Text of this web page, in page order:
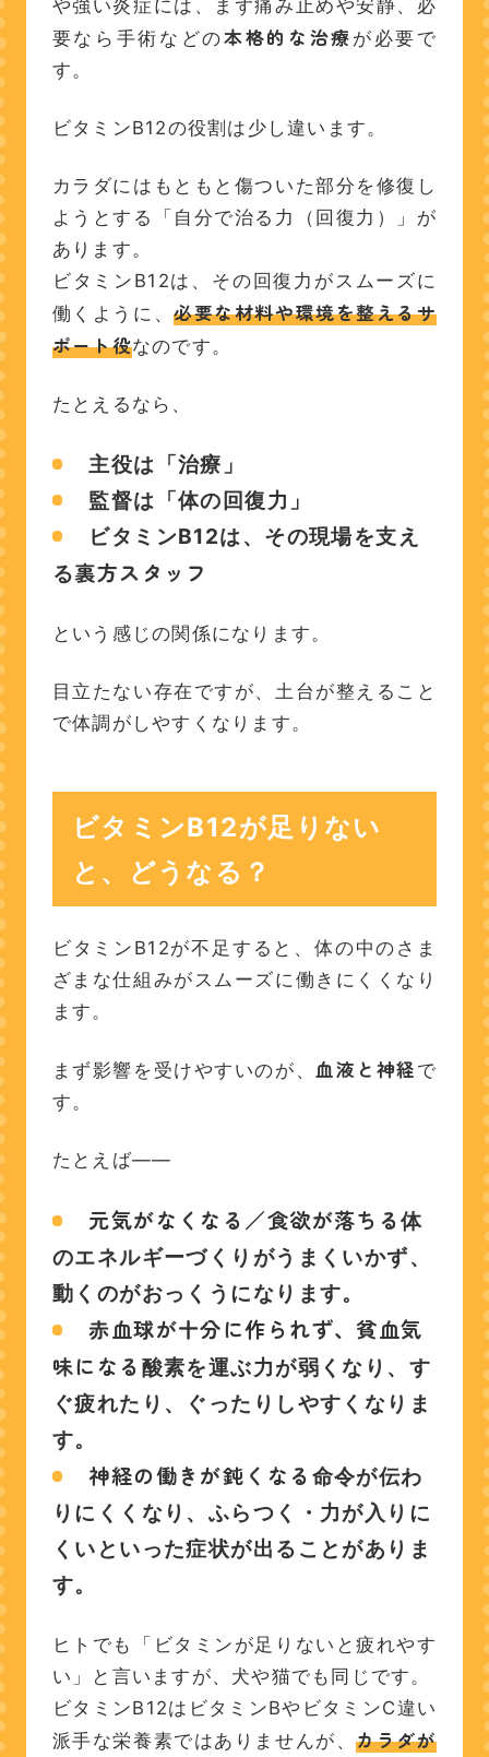
や強い炎症には、まず痛み止めや安静、必
要なら手術などの本格的な治療 が必要で
す。
ビタミンB12の役割は少し違います。
カラダにはもともと傷ついた部分を修復し
ようとする「自分で治る力（回復力）」が
あります。
ビタミンB12は、その回復力がスムーズに
働くように、必要な材料や環境を整えるサ
ポート役なのです。
たとえるなら、
主役は「治療」
監督は「体の回復力」
ビタミンB12は、その現場を支え
る裏方スタッフ
という感じの関係になります。
目立たない存在ですが、土台が整えること
で体調がしやすくなります。
ビタミンB12が足りない
と、どうなる？
ビタミンB12が不足すると、体の中のさま
ざまな仕組みがスムーズに働きにくくなり
ます。
まず影響を受けやすいのが、血液と神経 で
す。
たとえば――
元気がなくなる／食欲が落ちる体
のエネルギーづくりがうまくいかず、
動くのがおっくうになります。
赤血球が十分に作られず、貧血気
味になる 酸素を運ぶ力が弱くなり、す
ぐ疲れたり、ぐったりしやすくなりま
す。
神経の働きが鈍くなる 命令が伝わ
りにくくなり、ふらつく・力が入りに
くいといった症状が出ることがありま
す。
ヒトでも「ビタミンが足りないと疲れやす
い」と言いますが、犬や猫でも同じです。
ビタミンB12はビタミンBやビタミンC違い
派手な栄養素ではありませんが、カラダが